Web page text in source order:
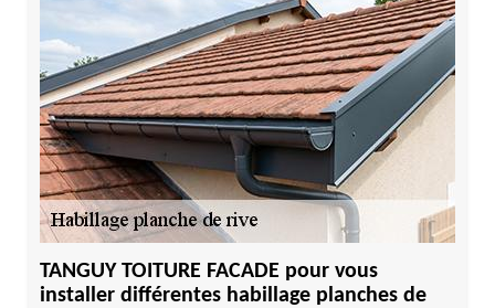
TANGUY TOITURE FACADE pour vous
installer différentes habillage planches de